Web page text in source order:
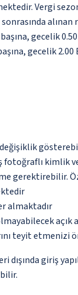
Vergi
gecelik
gecelik 2.00
kimlik
gerektirebilir.
almaktadır
teyit etmenizi
dışında giriş